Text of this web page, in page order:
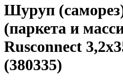
Шуруп
(паркета и
Rusconnect
(380335)